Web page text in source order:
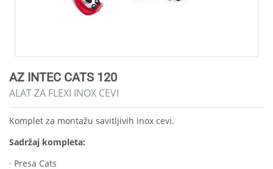
AZ INTEC CATS 120
ALAT ZA FLEXI INOX CEVI
Komplet za montažu savitljivih inox cevi.
Sadržaj kompleta:
· Presa Cats